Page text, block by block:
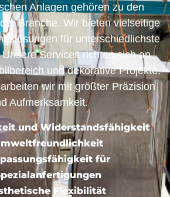
Anlagen gehören zu den
Branche. Wir bieten vielseitige
für unterschiedlichste
Services richten sich an
und dekorative Projekte.
wir mit größter Präzision
Aufmerksamkeit.
und Widerstandsfähigkeit
für
Flexibilität